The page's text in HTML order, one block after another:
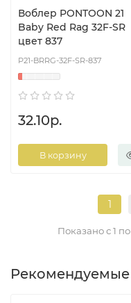
Воблер PONTOON 21
Baby Red Rag 32F-SR
цвет 837
P21-BRRG-32F-SR-837
32.10р.
В корзину
1
Показано с 1
Рекомендуемые